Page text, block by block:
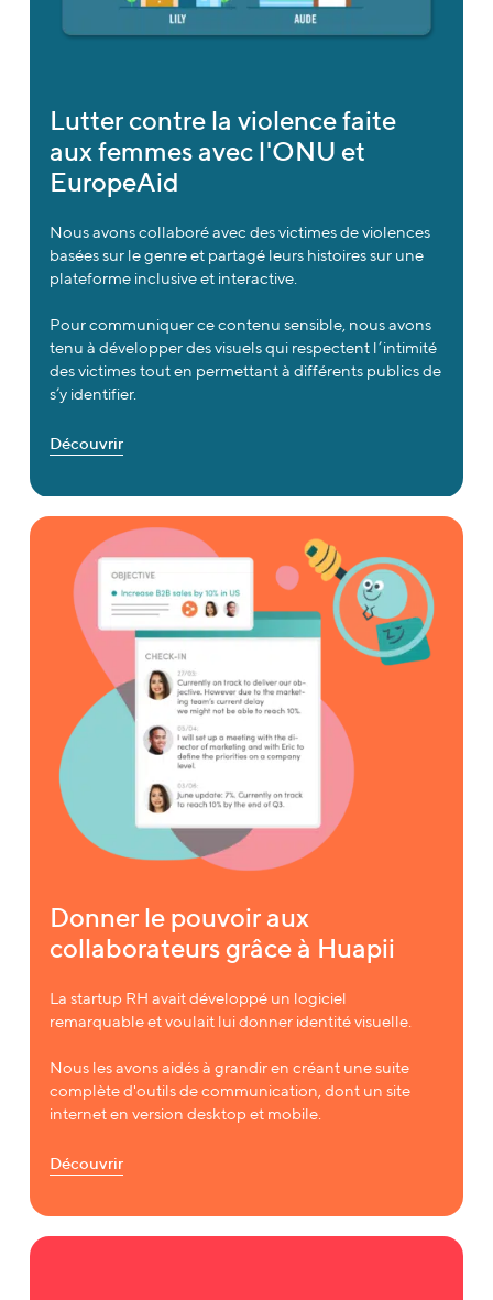
Lutter contre la violence faite
aux femmes avec l'ONU et
EuropeAid
Nous avons collaboré avec des victimes de violences
basées sur le genre et partagé leurs histoires sur une
plateforme inclusive et interactive.
Pour communiquer ce contenu sensible, nous avons
tenu à développer des visuels qui respectent l’intimité
des victimes tout en permettant à différents publics de
s’y identifier.
Découvrir
Donner le pouvoir aux
collaborateurs grâce à Huapii
La startup RH avait développé un logiciel
remarquable et voulait lui donner identité visuelle.
Nous les avons aidés à grandir en créant une suite
complète d'outils de communication, dont un site
internet en version desktop et mobile.
Découvrir